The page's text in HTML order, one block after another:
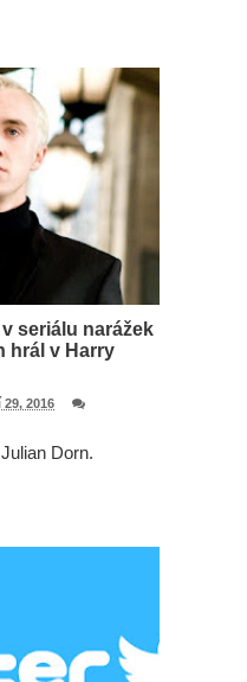
seriálu narážek
hrál v Harry
2016
Dorn.